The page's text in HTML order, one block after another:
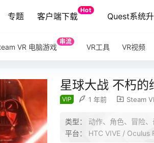
专题 客户端下载
Hot
Quest系统
VR 电脑游戏
串流
VR工具 VR视频
星球大战 不朽的
VIP 1 年前 Steam
类型： 动作、角色、冒险、
平台： HTC VIVE / Oculus